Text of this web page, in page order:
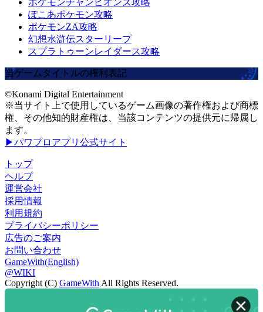
ぽこあポケモン攻略
ポケモンZA攻略
幻想水滸伝スターリープ
スプラトゥーンレイダース攻略
当ゲームタイトルの権利表記
©Konami Digital Entertainment
※当サイト上で使用しているゲーム画像の著作権および商標
権、その他知的財産権は、当該コンテンツの提供元に帰属し
ます。
▶パワプロアプリ公式サイト
トップ
ヘルプ
運営会社
採用情報
利用規約
プライバシーポリシー
広告のご案内
お問い合わせ
GameWith(English)
@WIKI
Copyright (C) GameWith All Rights Reserved.